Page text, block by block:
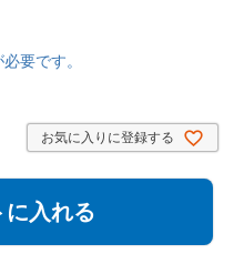
要です。
お気に入りに登録する
に入れる